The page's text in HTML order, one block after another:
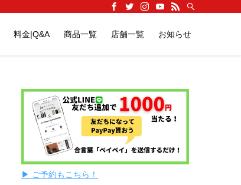
料金|Q&A 商品一覧 店舗一覧 お知らせ
▶ ご予約もこちら！